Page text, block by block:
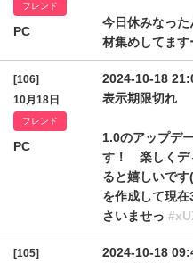
フレンド
PC
今日休みなっ
材集めしてます
[106]
10月18日
フレンド
PC
2024-10-18
表示期限切れ
1.0のアップデ
す！ 楽しくデ
ると嬉しいで
を作成して現
さいませっ
[105]
2024-10-18